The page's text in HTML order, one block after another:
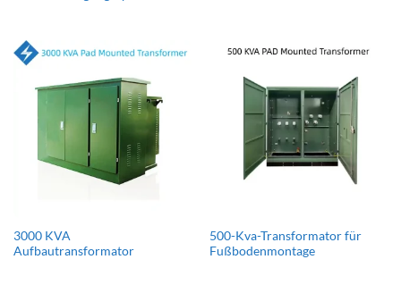
3000 KVA
Aufbautransformator
500-Kva-Transformator für
Fußbodenmontage